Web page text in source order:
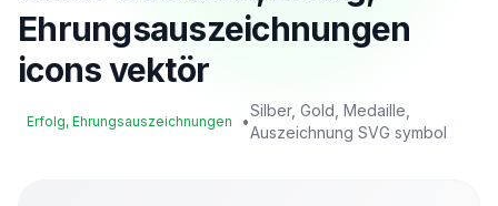
Ehrungsauszeichnungen
icons vektör
Erfolg, Ehrungsauszeichnungen •
Silber, Gold, Medaille,
Auszeichnung SVG symbol